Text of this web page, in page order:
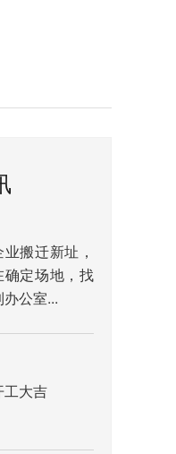
业搬迁新址，
确定场地，找
办公室...
工大吉